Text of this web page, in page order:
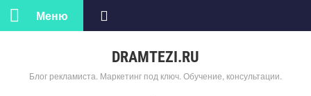
DRAMTEZI.RU
Блог рекламиста. Маркетинг под ключ. Обучение, консультации.
Меню